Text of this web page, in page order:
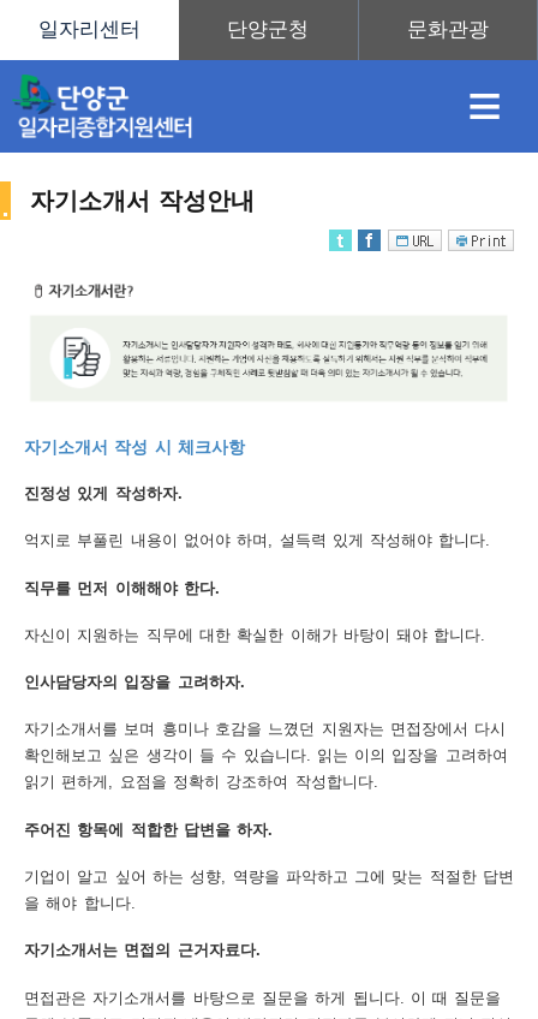
≡
자기소개서 작성안내
자기소개서 작성 시 체크사항
진정성 있게 작성하자.
억지로 부풀린 내용이 없어야 하며, 설득력 있게 작성해야 합니다.
직무를 먼저 이해해야 한다.
자신이 지원하는 직무에 대한 확실한 이해가 바탕이 돼야 합니다.
인사담당자의 입장을 고려하자.
자기소개서를 보며 흥미나 호감을 느꼈던 지원자는 면접장에서 다시
확인해보고 싶은 생각이 들 수 있습니다. 읽는 이의 입장을 고려하여
읽기 편하게, 요점을 정확히 강조하여 작성합니다.
주어진 항목에 적합한 답변을 하자.
기업이 알고 싶어 하는 성향, 역량을 파악하고 그에 맞는 적절한 답변
을 해야 합니다.
자기소개서는 면접의 근거자료다.
면접관은 자기소개서를 바탕으로 질문을 하게 됩니다. 이 때 질문을
업
도
우
미